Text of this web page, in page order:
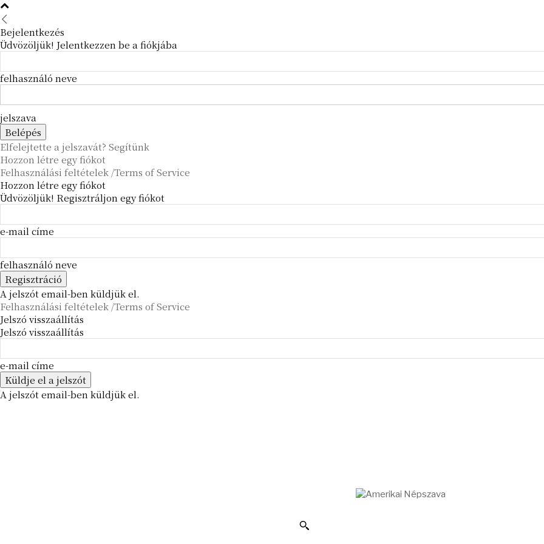
Bejelentkezés
Üdvözöljük! Jelentkezzen be a fiókjába
felhasználó neve
jelszava
Elfelejtette a jelszavát? Segítünk
Hozzon létre egy fiókot
Felhasználási feltételek /Terms of Service
Hozzon létre egy fiókot
Üdvözöljük! Regisztráljon egy fiókot
e-mail címe
felhasználó neve
A jelszót email-ben küldjük el.
Felhasználási feltételek /Terms of Service
Jelszó visszaállítás
Jelszó visszaállítás
e-mail címe
A jelszót email-ben küldjük el.